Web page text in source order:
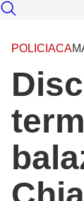
POLICIACA